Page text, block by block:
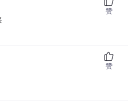
赞
赞